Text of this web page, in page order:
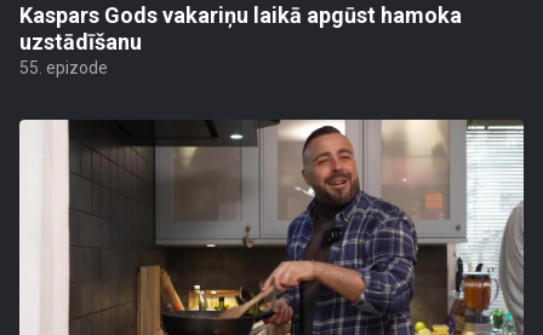
Kaspars Gods vakariņu laikā apgūst hamoka
uzstādīšanu
55. epizode